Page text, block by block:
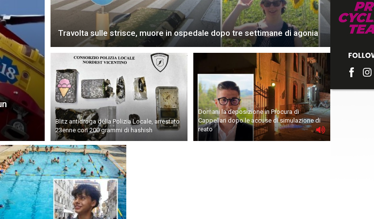
Travolta sulle strisce, muore in ospedale dopo tre settimane di agonia
Blitz antidroga della Polizia Locale, arrestato
23enne con 200 grammi di hashish
Domani la deposizione in Procura di
Cappellari dopo le accuse di simulazione di
reato